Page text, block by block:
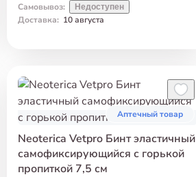
Самовывоз: Недоступен
Доставка: 10 августа
Аптечный товар
Neoterica Vetpro Бинт эластичный
самофиксирующийся с горькой
пропиткой 7,5 см